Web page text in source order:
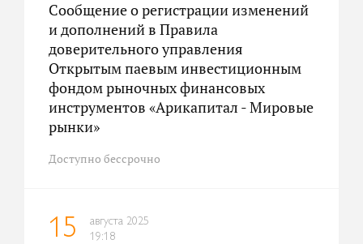
Сообщение о регистрации изменений
и дополнений в Правила
доверительного управления
Открытым паевым инвестиционным
фондом рыночных финансовых
инструментов «Арикапитал - Мировые
рынки»
Доступно бессрочно
15
августа 2025
19:18